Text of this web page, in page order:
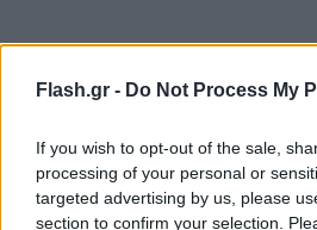
Flash.gr - Do Not Process My
If you wish to opt-out of the sale,
processing of your personal or
targeted advertising by us, please
section to confirm your selection.
Ορισμένοι ερευνητές έχουν